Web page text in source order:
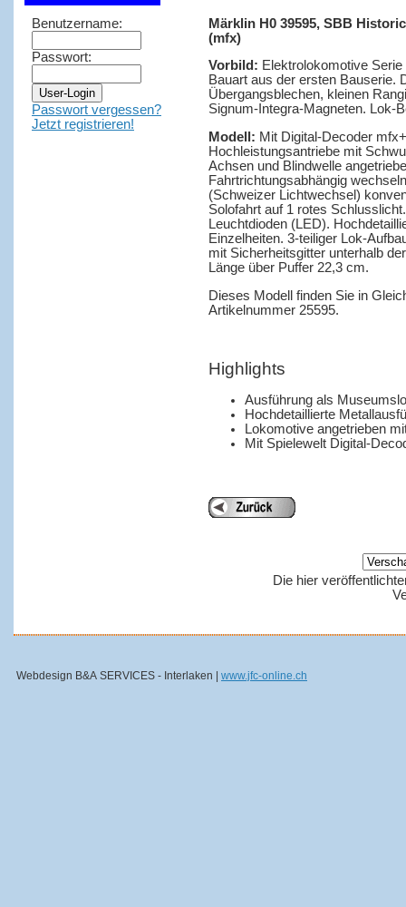
Benutzername:
Passwort:
Passwort vergessen?
Jetzt registrieren!
Märklin H0 39595, SBB
(mfx)
Vorbild: Elektrolokomotive
Bauart aus der ersten Bauserie.
Übergangsblechen, kleinen
Signum-Integra-Magneten. Lok-
Modell: Mit Digital-Decoder
Hochleistungsantriebe mit
Achsen und Blindwelle
Fahrtrichtungsabhängig
(Schweizer Lichtwechsel)
Solofahrt auf 1 rotes
Leuchtdioden (LED).
Einzelheiten. 3-teiliger Lok-
mit Sicherheitsgitter unterhalb
Länge über Puffer 22,3 cm.
Dieses Modell finden Sie in
Artikelnummer 25595.
Highlights
Ausführung als
Hochdetaillierte
Lokomotive angetrieben
Mit Spielewelt Digital-
Die hier
Webdesign B&A SERVICES - Interlaken | www.jfc-online.ch